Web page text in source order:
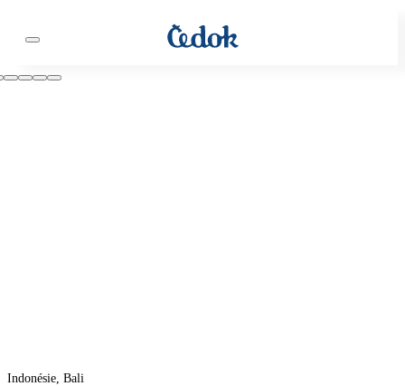
Indonésie, Bali